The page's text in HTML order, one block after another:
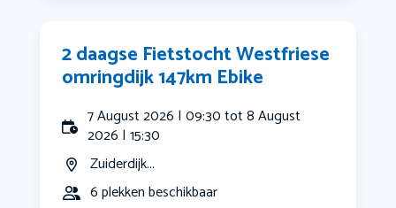
2 daagse Fietstocht Westfriese
omringdijk 147km Ebike
7 August 2026 | 09:30 tot 8 August
2026 | 15:30
Zuiderdijk...
6 plekken beschikbaar